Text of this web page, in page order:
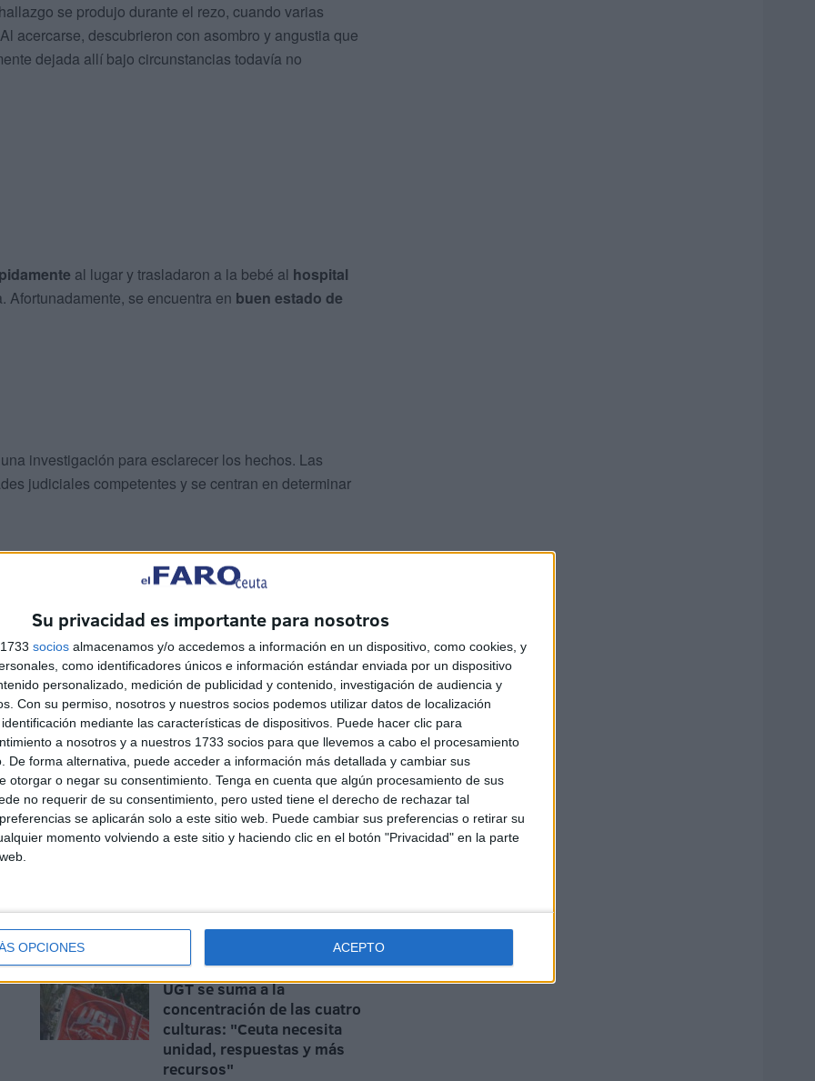
Su privacidad es importante para nosotros
socios almacenamos y/o accedemos a información en un dispositivo, como cookies, y
como identificadores únicos e información estándar enviada por un dispositivo
personalizado, medición de publicidad y contenido, investigación de audiencia y
Con su permiso, nosotros y nuestros socios podemos utilizar datos de localización
mediante las características de dispositivos. Puede hacer clic para
a nosotros y a nuestros 1733 socios para que llevemos a cabo el procesamiento
De forma alternativa, puede acceder a información más detallada y cambiar sus
otorgar o negar su consentimiento. Tenga en cuenta que algún procesamiento de sus
no requerir de su consentimiento, pero usted tiene el derecho de rechazar tal
se aplicarán solo a este sitio web. Puede cambiar sus preferencias o retirar su
momento volviendo a este sitio y haciendo clic en el botón "Privacidad" en la parte
OPCIONES ACEPTO
se produjo durante el rezo, cuando varias
acercarse, descubrieron con asombro y angustia que
dejada allí bajo circunstancias todavía no
al lugar y trasladaron a la bebé al hospital
Afortunadamente, se encuentra en buen estado de
investigación para esclarecer los hechos. Las
judiciales competentes y se centran en determinar
sigue siendo desconocida, aunque se espera
y análisis de cámaras de seguridad cercanas,
los vecinos del barrio y en redes sociales, donde
ante este tipo de casos.
UGT se suma a la
concentración de las cuatro
culturas: "Ceuta necesita
unidad, respuestas y más
recursos"